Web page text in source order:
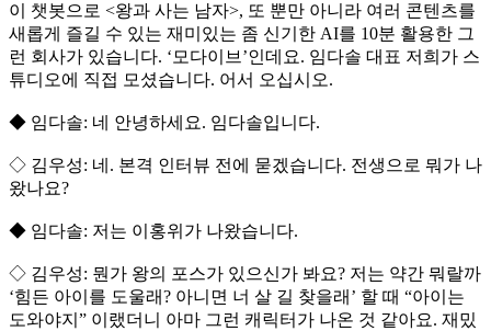
이 챗봇으로 <왕과 사는 남자>, 또 뿐만 아니라 여러 콘텐츠를
새롭게 즐길 수 있는 재미있는 좀 신기한 AI를 10분 활용한 그
런 회사가 있습니다. ‘모다이브’인데요. 임다솔 대표 저희가 스
튜디오에 직접 모셨습니다. 어서 오십시오.
◆ 임다솔: 네 안녕하세요. 임다솔입니다.
◇ 김우성: 네. 본격 인터뷰 전에 묻겠습니다. 전생으로 뭐가 나
왔나요?
◆ 임다솔: 저는 이홍위가 나왔습니다.
◇ 김우성: 뭔가 왕의 포스가 있으신가 봐요? 저는 약간 뭐랄까
‘힘든 아이를 도울래? 아니면 너 살 길 찾을래’ 할 때 “아이는
도와야지” 이랬더니 아마 그런 캐릭터가 나온 것 같아요. 재밌